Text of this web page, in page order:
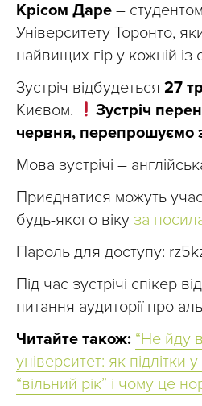
Крісом Даре –
Університету Торонто,
найвищих гір у кожній із
Зустріч відбудеться 27
Києвом.
Зустріч
червня, перепрошуємо
Мова зустрічі –
Приєднатися можуть
будь-якого віку за
Пароль для доступу:
Під час зустрічі спікер
питання аудиторії про
Читайте також: “Не йду
університет: як підлітки у
“вільний рік” і чому це